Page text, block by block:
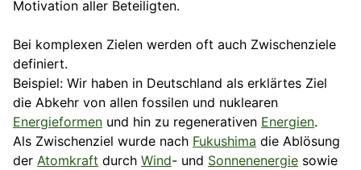
Motivation aller Beteiligten.
Bei komplexen Zielen werden oft auch Zwischenziele
definiert.
Beispiel: Wir haben in Deutschland als erklärtes Ziel
die Abkehr von allen fossilen und nuklearen
Energieformen und hin zu regenerativen Energien.
Als Zwischenziel wurde nach Fukushima die Ablösung
der Atomkraft durch Wind- und Sonnenenergie sowie